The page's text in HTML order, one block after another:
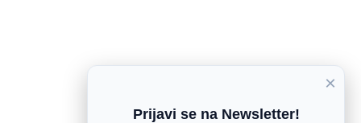
×
Prijavi se na Newsletter!